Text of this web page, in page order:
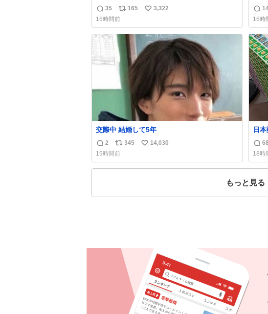
局に行ったみたいです。おもちゃとか買う選
択肢もあったと思うけど、自分で貯めてた2万
円を役に立てて欲しい、みんなも元気になっ
て欲しいと。家内も一緒に募金したので、自
分も何かできたらなぁと思いました。
返
信
数
35
リ
ポ
ス
ト
数
165
い
ね
数
3,322
16時間前
メ
が、 見事に85歳の父が治しました。 うちの父
は、
る、
電動
で、
返
信
数
16時
交際中 結婚して5年
返
信
数
2
リ
ポ
ス
345
い
ね
14,030
19時間前
日
戻
返
信
数
18時
もっと見る